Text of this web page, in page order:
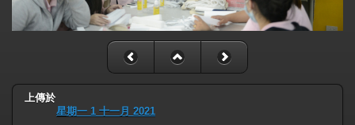
上傳於
星期一 1 十一月 2021